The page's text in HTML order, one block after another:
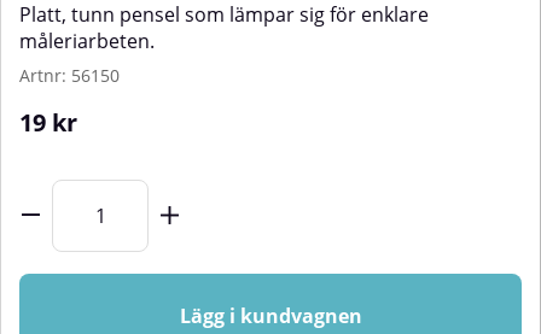
Platt, tunn pensel som lämpar sig för enklare
måleriarbeten.
Artnr: 56150
19 kr
Lägg i kundvagnen